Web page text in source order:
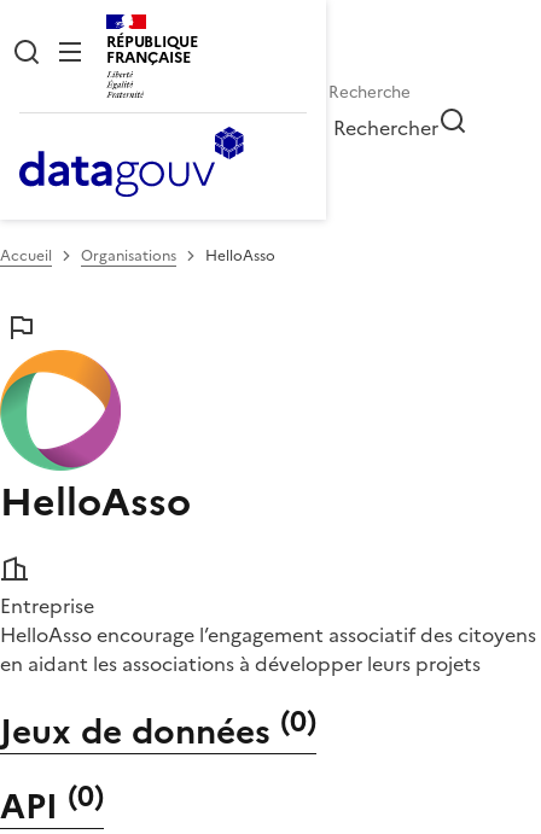
RÉPUBLIQUE
FRANÇAISE
Rechercher
Accueil Organisations HelloAsso
HelloAsso
Entreprise
HelloAsso encourage l’engagement associatif des citoyens
en aidant les associations à développer leurs projets
Jeux de données (0)
API (0)